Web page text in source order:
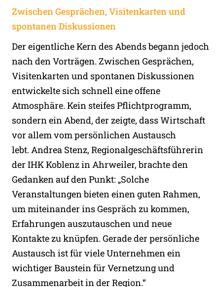
Zwischen Gesprächen, Visitenkarten und
spontanen Diskussionen
Der eigentliche Kern des Abends begann jedoch
nach den Vorträgen. Zwischen Gesprächen,
Visitenkarten und spontanen Diskussionen
entwickelte sich schnell eine offene
Atmosphäre. Kein steifes Pflichtprogramm,
sondern ein Abend, der zeigte, dass Wirtschaft
vor allem vom persönlichen Austausch
lebt. Andrea Stenz, Regionalgeschäftsführerin
der IHK Koblenz in Ahrweiler, brachte den
Gedanken auf den Punkt: „Solche
Veranstaltungen bieten einen guten Rahmen,
um miteinander ins Gespräch zu kommen,
Erfahrungen auszutauschen und neue
Kontakte zu knüpfen. Gerade der persönliche
Austausch ist für viele Unternehmen ein
wichtiger Baustein für Vernetzung und
Zusammenarbeit in der Region.“